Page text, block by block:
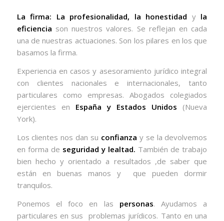
La firma: La profesionalidad, la honestidad y la
eficiencia son nuestros valores. Se reflejan en cada
una de nuestras actuaciones. Son los pilares en los que
basamos la firma.
Experiencia en casos y asesoramiento jurídico integral
con clientes nacionales e internacionales, tanto
particulares como empresas. Abogados colegiados
ejercientes en España y Estados Unidos (Nueva
York).
Los clientes nos dan su confianza y se la devolvemos
en forma de seguridad y lealtad. También de trabajo
bien hecho y orientado a resultados ,de saber que
están en buenas manos y que pueden dormir
tranquilos.
Ponemos el foco en las personas. Ayudamos a
particulares en sus problemas jurídicos. Tanto en una